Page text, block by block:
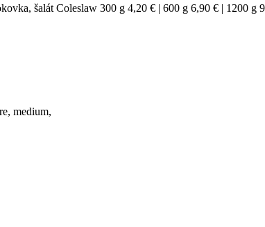
šalát Coleslaw 300 g 4,20 € | 600 g 6,90 € | 1200 g
medium,